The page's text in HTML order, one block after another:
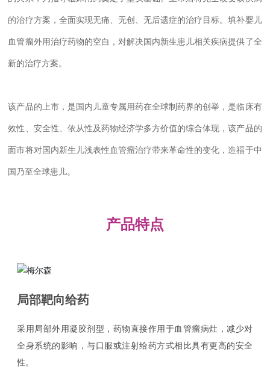
的治疗方案，全面实现无痛、无创、无后遗症的治疗目标。填补婴儿
血管瘤外用治疗药物的空白，对解决国内新生患儿相关疾病提供了全
新的治疗方案。
该产品的上市，是国内儿童专属用药在全球制药界的创举，是临床有
效性、安全性、依从性及药物经济学多方价值的综合体现，该产品的
面市将对国内新生儿浅表性血管瘤治疗带来革命性的变化，造福于中
国乃至全球患儿。
产品特点
局部靶向给药
采用局部外用凝胶剂型，药物直接作用于血管瘤病灶，减少对
全身系统的影响，与口服或注射给药方式相比具有更高的安全
性。